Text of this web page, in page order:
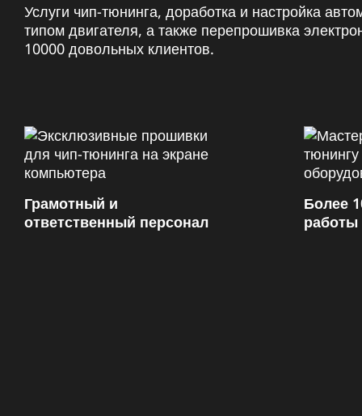
Услуги чип-тюнинга, доработка и настройка
типом двигателя, а также перепрошивка
10000 довольных клиентов.
Грамотный и
ответственный персонал
Более
работы